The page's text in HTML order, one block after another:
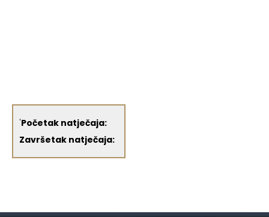
'Početak natječaja:
Završetak natječaja: